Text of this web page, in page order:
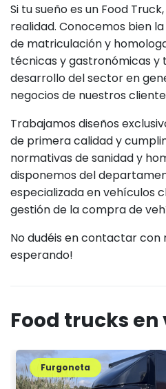
Si tu sueño es un Food
realidad. Conocemos bien
de matriculación y
técnicas y gastronómicas y
desarrollo del sector en
negocios de nuestros
Trabajamos diseños
de primera calidad y
normativas de sanidad y
disponemos del
especializada en vehículos
gestión de la compra de
No dudéis en contactar con
esperando!
Food trucks
Furgoneta